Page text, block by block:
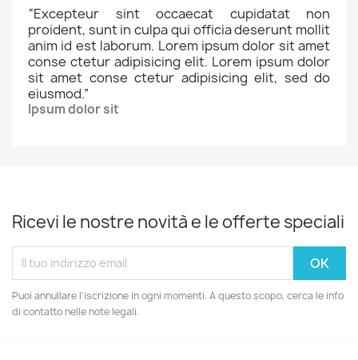
“Excepteur sint occaecat cupidatat non
proident, sunt in culpa qui officia deserunt mollit
anim id est laborum. Lorem ipsum dolor sit amet
conse ctetur adipisicing elit. Lorem ipsum dolor
sit amet conse ctetur adipisicing elit, sed do
eiusmod.”
Ipsum dolor sit
Ricevi le nostre novità e le offerte speciali
Puoi annullare l'iscrizione in ogni momenti. A questo scopo, cerca le info
di contatto nelle note legali.